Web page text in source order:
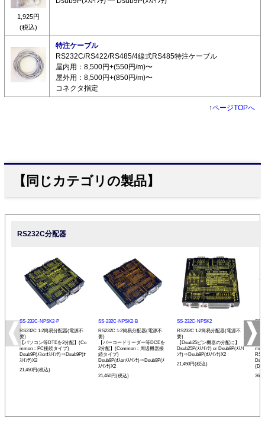
1,925円
(税込)
特注ケーブル
RS232C/RS422/RS485/4線式RS485特注ケーブル
屋内用：8,500円+(550円/m)〜
屋外用：8,500円+(850円/m)〜
コネクタ指定
↑ページTOPへ
【同じカテゴリの製品】
RS232C分配器
SS-232C-NPSK2-P
RS232C 1:2簡易分配器(電源不
要)
【パソコン等DTEを2分配】(Co
mmon：PC接続タイプ)
Dsub9P(ﾒｽorｵｽ/ｲﾝﾁ)⇒Dsub9P(ｵ
ｽ/ｲﾝﾁ)X2
21,450円(税込)
SS-232C-NPSK2-B
RS232C 1:2簡易分配器(電源不
要)
【バーコードリーダー等DCEを
2分配】(Common：周辺機器接
続タイプ)
Dsub9P(ｵｽorﾒｽ/ｲﾝﾁ)⇒Dsub9P(ﾒ
ｽ/ｲﾝﾁ)X2
21,450円(税込)
SS-232C-NPSK2
RS232C 1:2簡易分配器(電源不
要)
【Dsub25ピン機器の分配に】
Dsub25P(ﾒｽ/ｲﾝﾁ) or Dsub9P(ﾒｽ/ｲ
ﾝﾁ)⇒Dsub9P(ｵｽ/ｲﾝﾁ)X2
21,450円(税込)
SS-
ア